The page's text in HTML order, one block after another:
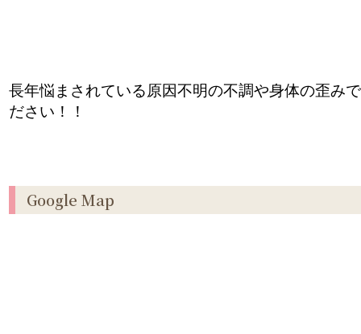
長年悩まされている原因不明の不調や身体の歪み
ださい！！
Google Map